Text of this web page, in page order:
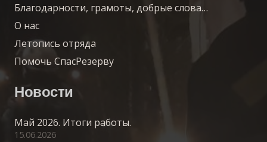
Благодарности, грамоты, добрые слова…
О нас
Летопись отряда
Помочь СпасРезерву
Новости
Май 2026. Итоги работы.
15.06.2026